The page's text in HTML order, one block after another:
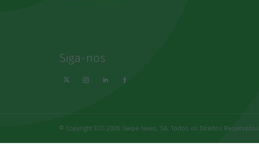
Siga-nos
© Copyright ECO 2026 Swipe News, SA. Todos os Direitos Reservados